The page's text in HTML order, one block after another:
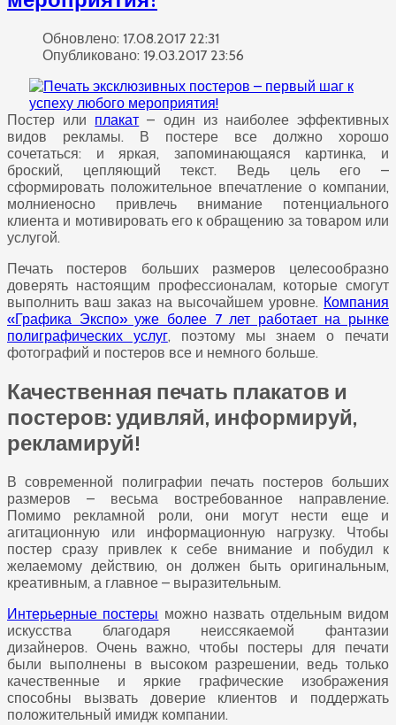
Обновлено: 17.08.2017 22:31
Опубликовано: 19.03.2017 23:56
Постер или плакат – один из наиболее эффективных
видов рекламы. В постере все должно хорошо
сочетаться: и яркая, запоминающаяся картинка, и
броский, цепляющий текст. Ведь цель его –
сформировать положительное впечатление о компании,
молниеносно привлечь внимание потенциального
клиента и мотивировать его к обращению за товаром или
услугой.
Печать постеров больших размеров целесообразно
доверять настоящим профессионалам, которые смогут
выполнить ваш заказ на высочайшем уровне. Компания
«Графика Экспо» уже более 7 лет работает на рынке
полиграфических услуг, поэтому мы знаем о печати
фотографий и постеров все и немного больше.
Качественная печать плакатов и
постеров: удивляй, информируй,
рекламируй!
В современной полиграфии печать постеров больших
размеров – весьма востребованное направление.
Помимо рекламной роли, они могут нести еще и
агитационную или информационную нагрузку. Чтобы
постер сразу привлек к себе внимание и побудил к
желаемому действию, он должен быть оригинальным,
креативным, а главное – выразительным.
Интерьерные постеры можно назвать отдельным видом
искусства благодаря неиссякаемой фантазии
дизайнеров. Очень важно, чтобы постеры для печати
были выполнены в высоком разрешении, ведь только
качественные и яркие графические изображения
способны вызвать доверие клиентов и поддержать
положительный имидж компании.